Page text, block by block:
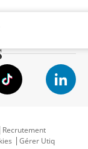
Recrutement
Gérer Utiq